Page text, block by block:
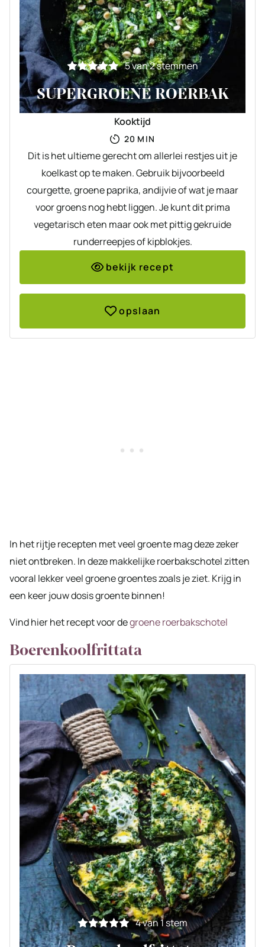
5van2stemmen
SUPERGROENE ROERBAK
Kooktijd
20 MINUTEN
MIN
Dit is het ultieme gerecht om allerlei restjes uit je
koelkast op te maken. Gebruik bijvoorbeeld
courgette, groene paprika, andijvie of wat je maar
voor groens nog hebt liggen. Je kunt dit prima
vegetarisch eten maar ook met pittig gekruide
runderreepjes of kipblokjes.
bekijk recept
opslaan
In het rijtje recepten met veel groente mag deze zeker
niet ontbreken. In deze makkelijke roerbakschotel zitten
vooral lekker veel groene groentes zoals je ziet. Krijg in
een keer jouw dosis groente binnen!
Vind hier het recept voor degroene roerbakschotel
Boerenkoolfrittata
4van 1 stem